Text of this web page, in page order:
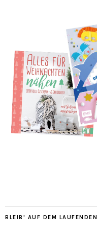
BLEIB' AUF DEM LAUFENDEN